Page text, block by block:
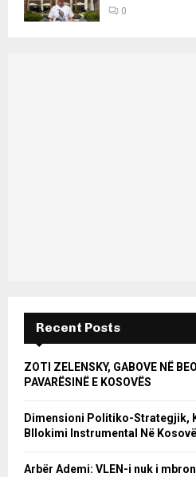
0
Recent Posts
ZOTI ZELENSKY, GABOVE NË
PAVARËSINË E KOSOVËS
Dimensioni Politiko-Strategjik,
Bllokimi Instrumental Në
Arbër Ademi: VLEN-i nuk i